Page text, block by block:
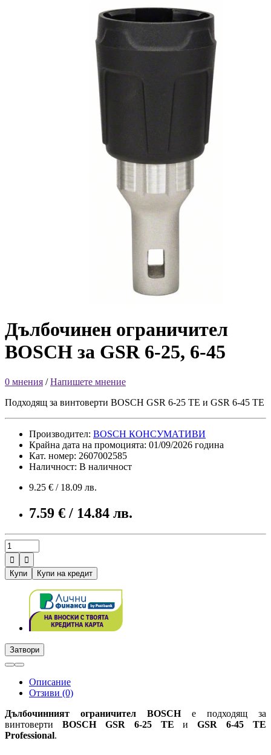
Дълбочинен ограничител
BOSCH за GSR 6-25, 6-45
0 мнения /Напишете мнение
Подходящ за винтоверти BOSCH GSR 6-25 TE и GSR 6-45 TE
Производител: BOSCH КОНСУМАТИВИ
Крайна дата на промоцията: 01/09/2026 година
Кат. номер: 2607002585
Наличност: В наличност
9.25 € / 18.09 лв.
7.59 € / 14.84 лв.


Купи
Купи на кредит
Затвори
Описание
Отзиви (0)
Дълбочинният ограничител BOSCHе подходящ за
винтоверти BOSCH GSR 6-25 TE иGSR 6-45 TE
Professional.